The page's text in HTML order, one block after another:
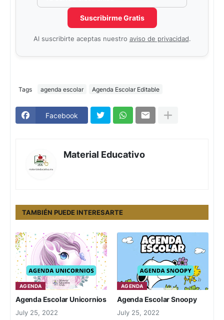
Suscribirme Gratis
Al suscribirte aceptas nuestro aviso de privacidad.
Tags agenda escolar Agenda Escolar Editable
Facebook
Material Educativo
TAMBIÉN PUEDE INTERESARTE
AGENDA
Agenda Escolar Unicornios
July 25, 2022
AGENDA
Agenda Escolar Snoopy
July 25, 2022